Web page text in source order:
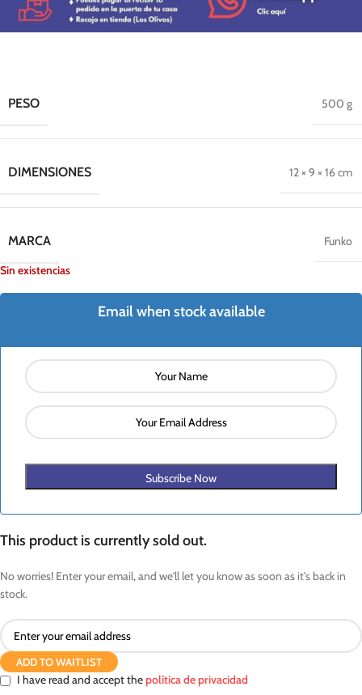
PESO 500 g
DIMENSIONES 12 × 9 × 16 cm
MARCA
Funko
Sin existencias
Email when stock available
Subscribe Now
This product is currently sold out.
No worries! Enter your email, and we'll let you know as soon as it's back in
stock.
ADD TO WAITLIST
I have read and accept thepolítica de privacidad